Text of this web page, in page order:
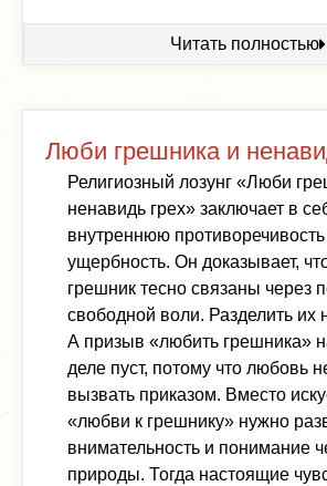
Читать полностью
Люби грешника и
Религиозный лозунг «Люби
ненавидь грех» заключает в
внутреннюю противоречивость
ущербность. Он доказывает,
грешник тесно связаны через
свободной воли. Разделить их
А призыв «любить грешника»
деле пуст, потому что любовь
вызвать приказом. Вместо
«любви к грешнику» нужно
внимательность и понимание
природы. Тогда настоящие